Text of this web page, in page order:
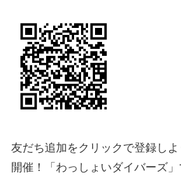
友だち追加をクリックで登録し
開催！「わっしょいダイバーズ